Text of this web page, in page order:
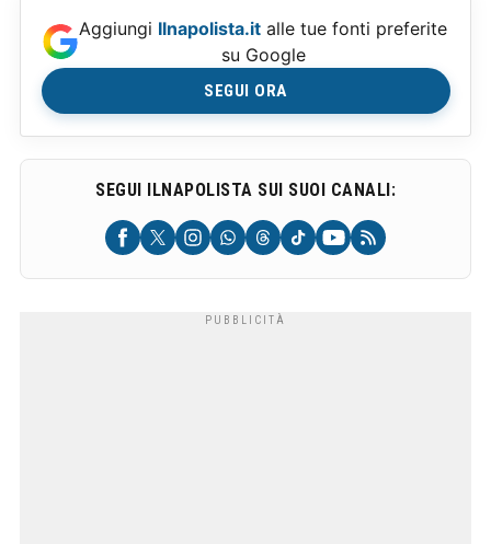
Aggiungi Ilnapolista.it alle tue fonti preferite
su Google
SEGUI ORA
SEGUI ILNAPOLISTA SUI SUOI CANALI: